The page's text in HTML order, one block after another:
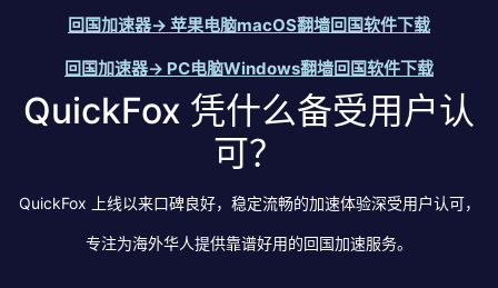
回国加速器→ 苹果电脑macOS翻墙回国软件下载
回国加速器→ PC电脑Windows翻墙回国软件下载
QuickFox 凭什么备受用户认
可？
QuickFox 上线以来口碑良好，稳定流畅的加速体验深受用户认可，
专注为海外华人提供靠谱好用的回国加速服务。